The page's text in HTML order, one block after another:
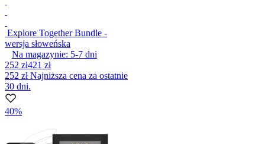
Explore Together Bundle -
wersja słoweńska
Na magazynie: 5-7 dni
252 zł421 zł
252 złNajniższa cena za ostatnie
30 dni.
40%